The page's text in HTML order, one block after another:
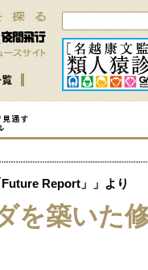
Report」」より
を築いた